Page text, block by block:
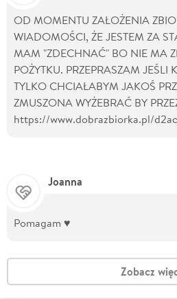
OD MOMENTU ZAŁOŻENIA
WIADOMOŚCI, ŻE JESTEM ZA
MAM "ZDECHNAĆ" BO NIE MA
POŻYTKU. PRZEPRASZAM
TYLKO CHCIAŁABYM JAKOŚ
ZMUSZONA WYŻEBRAĆ BY
https://www.dobrazbiorka.pl/
Joanna
Pomagam ♥️
Zobacz